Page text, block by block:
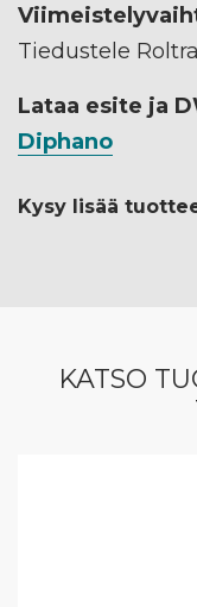
Tiedustele
Lataa esite ja
Diphano
Kysy lisää
KATSO